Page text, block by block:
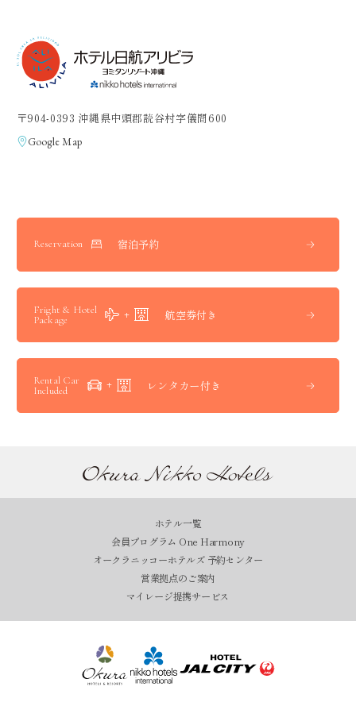
〒904-0393 沖縄県中頭郡読谷村字儀間600
Google Map
Reservation 宿泊予約
Fright & Hotel
Package
航空券付き
Rental Car
Included
レンタカー付き
ホテル一覧
会員プログラム One Harmony
オークラニッコーホテルズ 予約センター
営業拠点のご案内
マイレージ提携サービス